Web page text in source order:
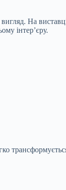
На
інтер’єру.